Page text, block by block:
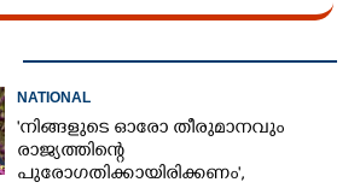
NATIONAL
'നിങ്ങളുടെ ഓരോ തീരുമാനവും
രാജ്യത്തിന്റെ
പുരോഗതിക്കായിരിക്കണം',​